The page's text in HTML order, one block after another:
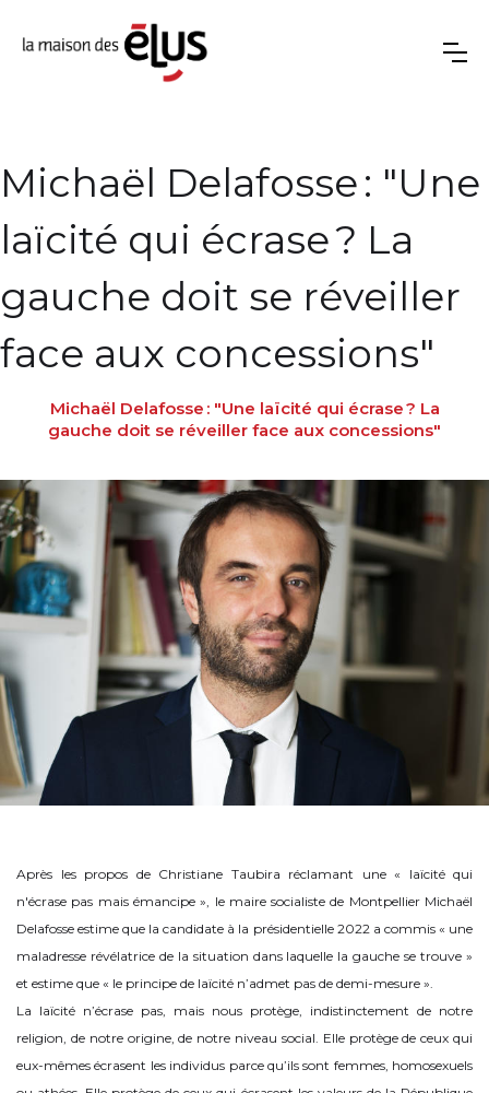
Michaël Delafosse : "Une
laïcité qui écrase ? La
gauche doit se réveiller
face aux concessions"
Michaël Delafosse : "Une laïcité qui écrase ? La
gauche doit se réveiller face aux concessions"
Après les propos de Christiane Taubira réclamant une « laïcité qui
n'écrase pas mais émancipe », le maire socialiste de Montpellier Michaël
Delafosse estime que la candidate à la présidentielle 2022 a commis « une
maladresse révélatrice de la situation dans laquelle la gauche se trouve »
et estime que « le principe de laïcité n’admet pas de demi-mesure ».
La laïcité n’écrase pas, mais nous protège, indistinctement de notre
religion, de notre origine, de notre niveau social. Elle protège de ceux qui
eux-mêmes écrasent les individus parce qu’ils sont femmes, homosexuels